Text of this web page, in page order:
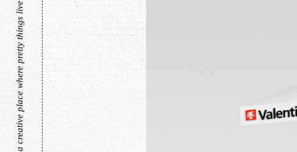
a creative place where pretty things live